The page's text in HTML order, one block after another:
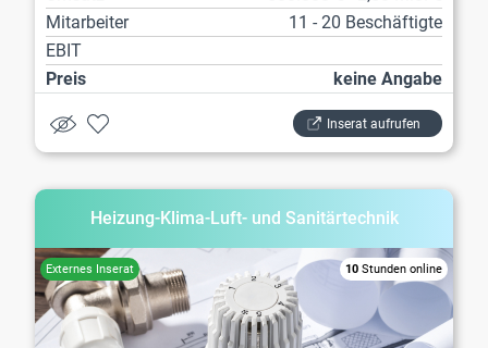
Mitarbeiter
11 - 20 Beschäftigte
EBIT
Preis
keine Angabe
Inserat aufrufen
Heizung-Klima-Luft- und Sanitärtechnik
10 Stunden online